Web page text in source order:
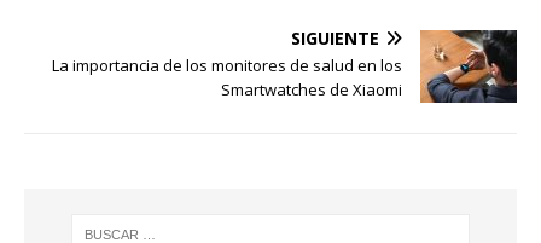
SIGUIENTE
La importancia de los monitores de salud en los
Smartwatches de Xiaomi